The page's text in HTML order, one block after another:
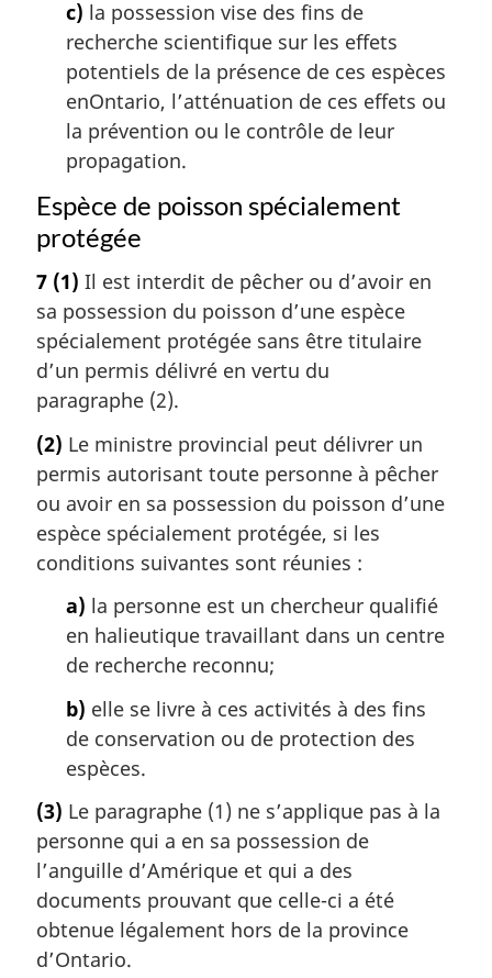
c) la possession vise des fins de
recherche scientifique sur les effets
potentiels de la présence de ces espèces
enOntario, l’atténuation de ces effets ou
la prévention ou le contrôle de leur
propagation.
Espèce de poisson spécialement
protégée
7 (1) Il est interdit de pêcher ou d’avoir en
sa possession du poisson d’une espèce
spécialement protégée sans être titulaire
d’un permis délivré en vertu du
paragraphe (2).
(2) Le ministre provincial peut délivrer un
permis autorisant toute personne à pêcher
ou avoir en sa possession du poisson d’une
espèce spécialement protégée, si les
conditions suivantes sont réunies :
a) la personne est un chercheur qualifié
en halieutique travaillant dans un centre
de recherche reconnu;
b) elle se livre à ces activités à des fins
de conservation ou de protection des
espèces.
(3) Le paragraphe (1) ne s’applique pas à la
personne qui a en sa possession de
l’anguille d’Amérique et qui a des
documents prouvant que celle-ci a été
obtenue légalement hors de la province
d’Ontario.